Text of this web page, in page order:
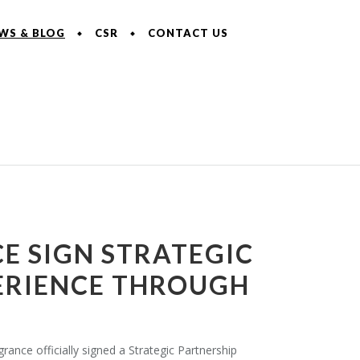
& BLOG CSR CONTACT US
SIGN STRATEGIC
THROUGH
officially signed a Strategic Partnership